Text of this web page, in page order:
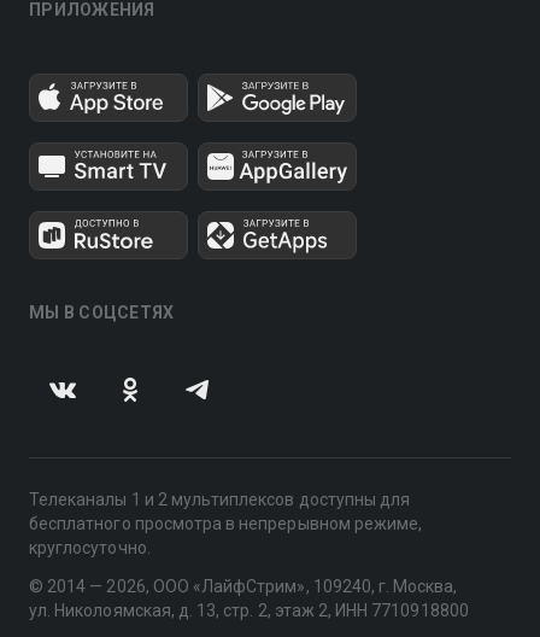
ПРИЛОЖЕНИЯ
МЫ В СОЦСЕТЯХ
Телеканалы 1 и 2 мультиплексов доступны для
бесплатного просмотра в непрерывном режиме,
круглосуточно.
© 2014 — 2026, ООО «ЛайфСтрим», 109240, г. Москва,
ул. Николоямская, д. 13, стр. 2, этаж 2, ИНН 7710918800